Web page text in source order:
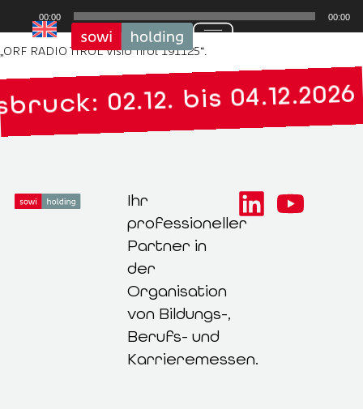
Player
00:00 00:00
„ORF RADIO TIROL Visio Tirol 191125“.
02.12. bis 04.12.2026
Ihr
professioneller
Partner in
der
Organisation
von Bildungs-,
Berufs- und
Karrieremessen.